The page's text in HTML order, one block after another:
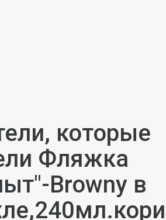
которые
Фляжка
Browny в